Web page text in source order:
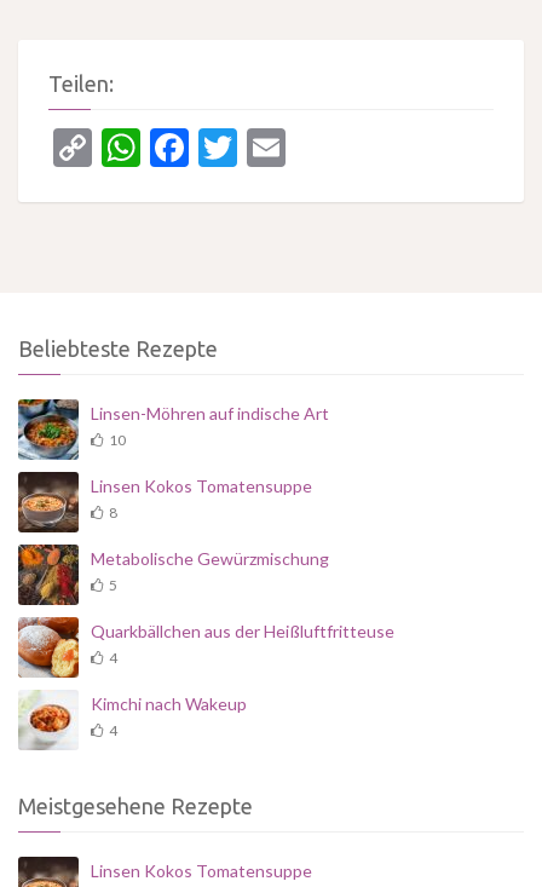
Teilen:
CopyWhatsApp
Facebook
Twitter
Beliebteste Rezepte
Linsen-Möhren auf indische Art
10
Linsen Kokos Tomatensuppe
8
Metabolische Gewürzmischung
5
Quarkbällchen aus der Heißluftfritteuse
4
Kimchi nach Wakeup
4
Meistgesehene Rezepte
Linsen Kokos Tomatensuppe